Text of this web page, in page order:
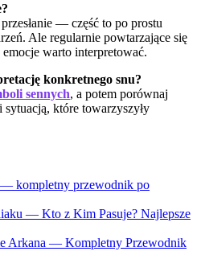
— część to po prostu
Ale regularnie powtarzające się
warto interpretować.
konkretnego snu?
sennych, a potem porównaj
które towarzyszyły
kompletny przewodnik po
— Kto z Kim Pasuje? Najlepsze
Arkana — Kompletny Przewodnik